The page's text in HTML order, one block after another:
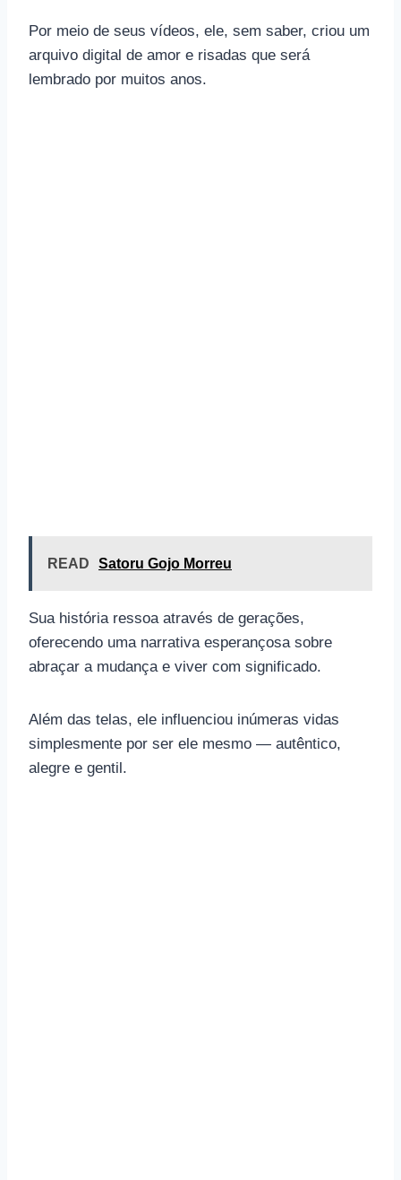
Por meio de seus vídeos, ele, sem saber, criou um
arquivo digital de amor e risadas que será
lembrado por muitos anos.
READ Satoru Gojo Morreu
Sua história ressoa através de gerações,
oferecendo uma narrativa esperançosa sobre
abraçar a mudança e viver com significado.
Além das telas, ele influenciou inúmeras vidas
simplesmente por ser ele mesmo — autêntico,
alegre e gentil.